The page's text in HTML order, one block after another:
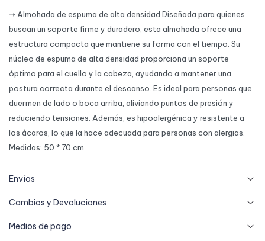
➝ Almohada de espuma de alta densidad Diseñada para quienes
buscan un soporte firme y duradero, esta almohada ofrece una
estructura compacta que mantiene su forma con el tiempo. Su
núcleo de espuma de alta densidad proporciona un soporte
óptimo para el cuello y la cabeza, ayudando a mantener una
postura correcta durante el descanso. Es ideal para personas que
duermen de lado o boca arriba, aliviando puntos de presión y
reduciendo tensiones. Además, es hipoalergénica y resistente a
los ácaros, lo que la hace adecuada para personas con alergias.
Medidas: 50 * 70 cm
Envíos
Cambios y Devoluciones
Medios de pago